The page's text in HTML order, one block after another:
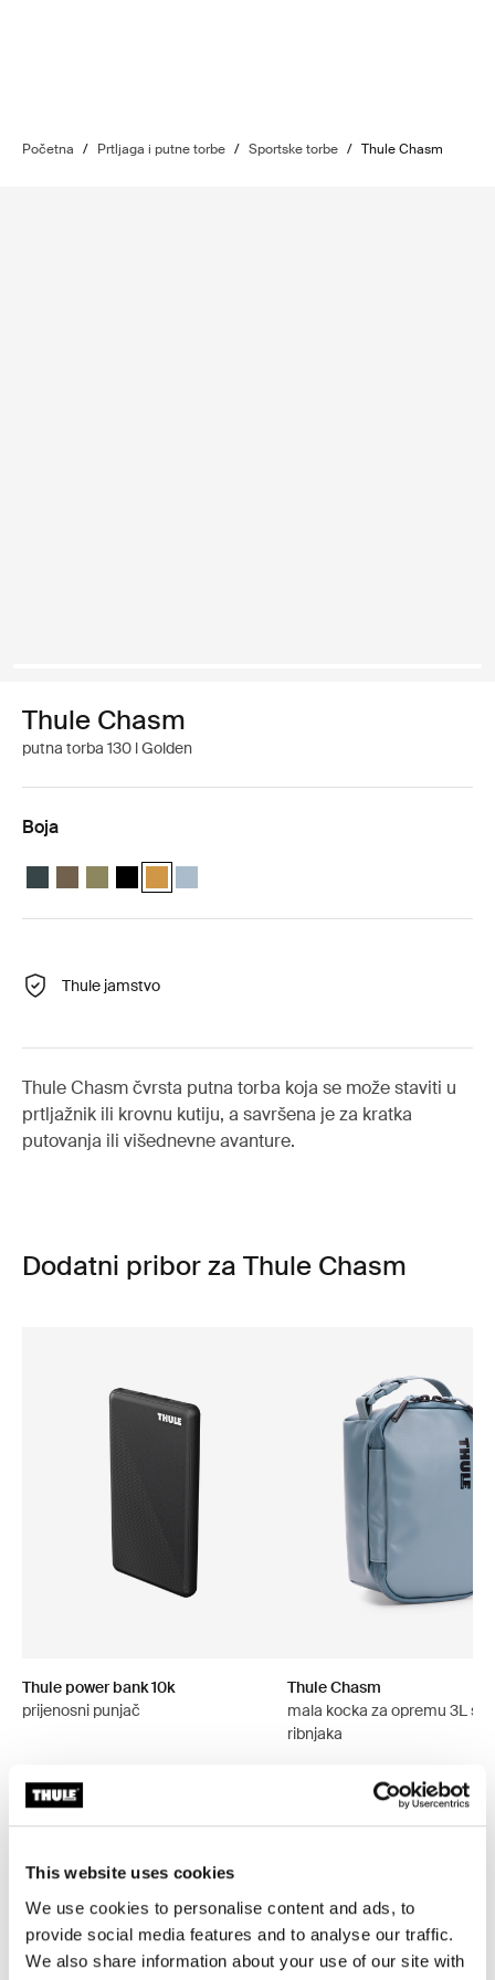
This website uses cookies
We use cookies to personalise content and ads, to
provide social media features and to analyse our traffic.
We also share information about your use of our site with
Početna / Prtljaga i putne torbe / Sportske torbe / Thule Chasm
Thule Chasm
putna torba 130 l Golden
Boja
Thule Chasm 130L duffel Najtamnije plavo
Thule Chasm 130L duffel Duboka kaki
Thule Chasm 130L duffel Olivin
Thule Chasm 130L duffel Crna
Thule Chasm 130L duffel Zlatna (selected)
Thule Chasm 130L duffel Ribnjak sivo
Thule jamstvo
Thule Chasm čvrsta putna torba koja se može staviti u
prtljažnik ili krovnu kutiju, a savršena je za kratka
putovanja ili višednevne avanture.
Dodatni pribor za Thule Chasm
Thule power bank 10k
prijenosni punjač
Thule Chasm
mala kocka za opremu 3L
ribnjaka
Toggle overview
Opis proizvoda
Toggle features
Sve značajke